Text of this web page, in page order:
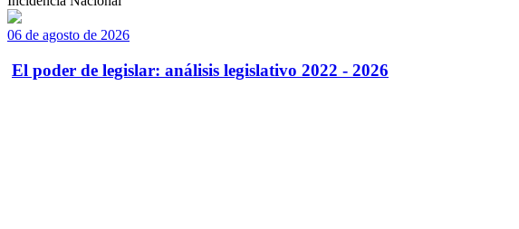
06 de agosto de 2026
El poder de legislar: análisis legislativo 2022 - 2026